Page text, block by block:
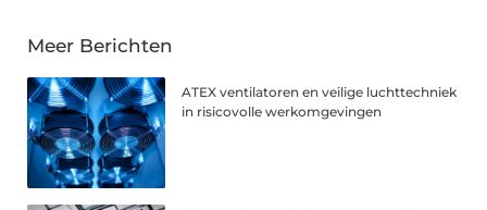
Meer Berichten
ATEX ventilatoren en veilige luchttechniek
in risicovolle werkomgevingen